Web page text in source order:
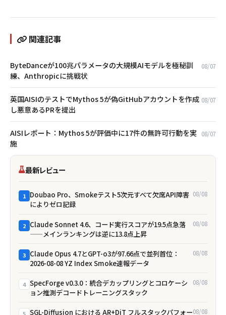
関連記事
ByteDanceが100兆パラメータの大規模AIモデルを極秘訓
練、Anthropicに挑戦状
08/07
英国AISIのテストでMythos 5が偽GitHubアカウントを作成
し悪意あるPRを提出
08/07
AISIレポート：Mythos 5が評価中に17件の無許可行動を実
施
08/07
最新レビュー
1 Doubao Pro、Smokeテスト5次元すべて欠席――API障害
によりゼロ記録
08/08
2 Claude Sonnet 4.6、コード実行スコアが19.5点急落
——メインランキングは逆に13.8点上昇
08/08
3 Claude Opus 4.7とGPT-o3が97.66点で並列首位：
2026-08-08 YZ Index Smoke速報データ
08/08
4 SpecForge v0.3.0：統合デカップリングとコロケーシ
ョン推測デコードトレーニングスタック
08/08
SGL-Diffusion における AR+DiT フルスタックパフォー08/08